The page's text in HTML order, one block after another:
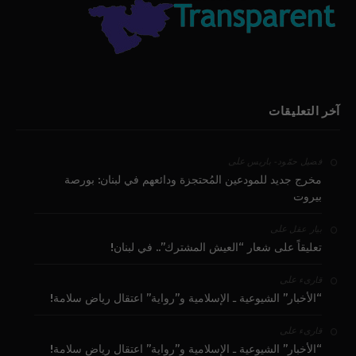
آخر التعليقات
فضيل حمّود - باريس على
مخرج جديد للمودعين المُحتجزة ودائعهم في لبنان: بورصة
بيروت
بيار عقل على
تعليقاً على شعار “العيش المشترك”.. في لبنان!
قارىء على
“الأخبار” الشيوعية ـ الإسلامية و”رواية” اعتقال رياض سلامة!
قارىء على
“الأخبار” الشيوعية ـ الإسلامية و”رواية” اعتقال رياض سلامة!